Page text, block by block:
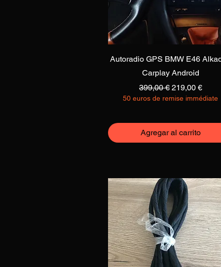
Vista rápida
Autoradio GPS BMW E46
Carplay Android
Precio
399,00 € Precio de
219,00 €
50 euros de remise immédiate
Agregar al carrito